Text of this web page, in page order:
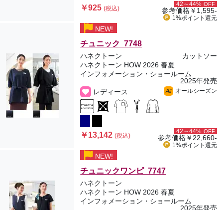
￥925(税込)
42～44% OFF
参考価格￥1,595-
1%ポイント 還元
NEW!
チュニック 7748
ハネクトーン
カットソー
ハネクトーン HOW 2026 春夏
インフォメーション・ショールーム
2025年発売
レディース
All オールシーズン
￥13,142(税込)
42～44% OFF
参考価格￥22,660-
1%ポイント 還元
NEW!
チュニックワンピ 7747
ハネクトーン
ハネクトーン HOW 2026 春夏
インフォメーション・ショールーム
2025年発売